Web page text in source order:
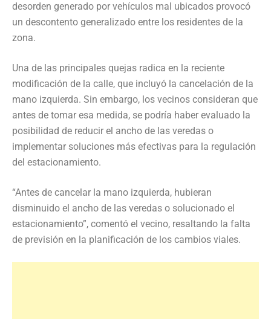
desorden generado por vehículos mal ubicados provocó
un descontento generalizado entre los residentes de la
zona.
Una de las principales quejas radica en la reciente
modificación de la calle, que incluyó la cancelación de la
mano izquierda. Sin embargo, los vecinos consideran que
antes de tomar esa medida, se podría haber evaluado la
posibilidad de reducir el ancho de las veredas o
implementar soluciones más efectivas para la regulación
del estacionamiento.
“Antes de cancelar la mano izquierda, hubieran
disminuido el ancho de las veredas o solucionado el
estacionamiento”, comentó el vecino, resaltando la falta
de previsión en la planificación de los cambios viales.